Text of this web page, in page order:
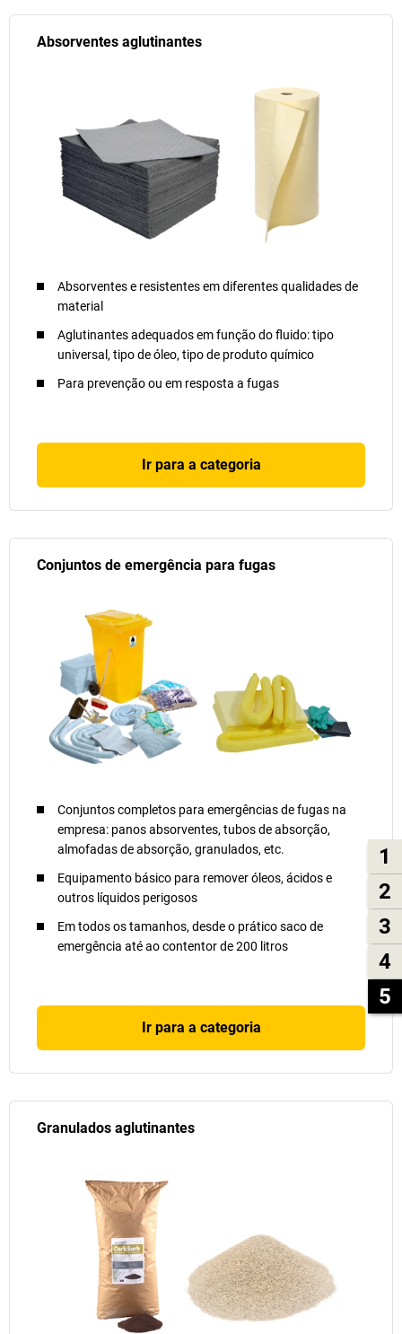
1
2
3
4
5
Absorventes aglutinantes
Absorventes e resistentes em diferentes qualidades de
material
Aglutinantes adequados em função do fluido: tipo
universal, tipo de óleo, tipo de produto químico
Para prevenção ou em resposta a fugas
Ir para a categoria
Conjuntos de emergência para fugas
Conjuntos completos para emergências de fugas na
empresa: panos absorventes, tubos de absorção,
almofadas de absorção, granulados, etc.
Equipamento básico para remover óleos, ácidos e
outros líquidos perigosos
Em todos os tamanhos, desde o prático saco de
emergência até ao contentor de 200 litros
Ir para a categoria
Granulados aglutinantes